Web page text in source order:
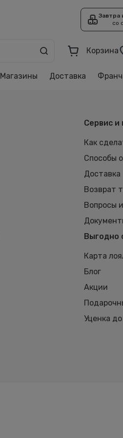
Завтра
со
Корзина
Магазины Доставка
Сервис
Как
Способы
Доставка
Возврат
Вопросы
Выгодно
Карта
Блог
Акции
Уценка